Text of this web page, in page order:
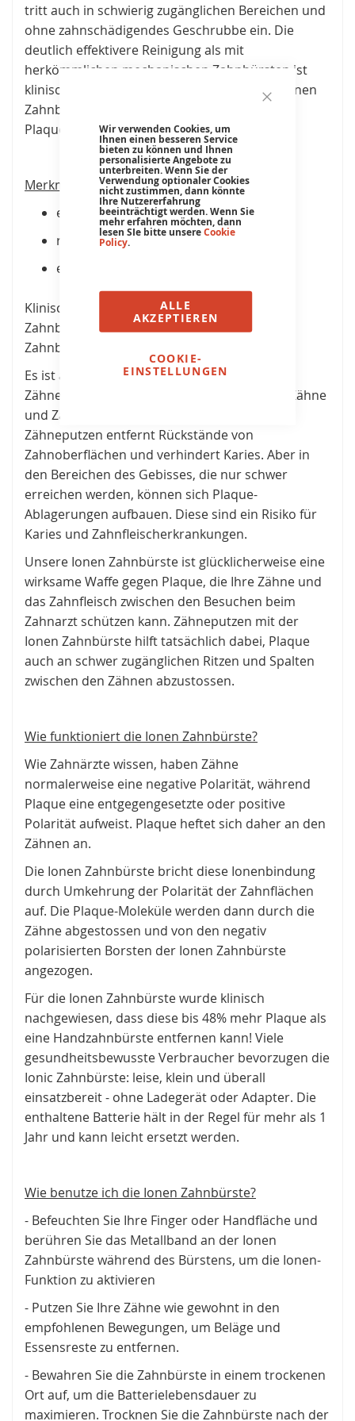
Wir verwenden Cookies, um
Ihnen einen besseren Service
bieten zu können und Ihnen
personalisierte Angebote zu
unterbreiten. Wenn Sie der
Verwendung optionaler Cookies
nicht zustimmen, dann könnte
Ihre Nutzererfahrung
beeinträchtigt werden. Wenn Sie
mehr erfahren möchten, dann
lesen SIe bitte unsereCookie
Policy.
ALLE
AKZEPTIEREN
COOKIE-
EINSTELLUNGEN
tritt auch in schwierig zugänglichen Bereichen und
ohne zahnschädigendes Geschrubbe ein. Die
deutlich effektivere Reinigung als mit
herkömmlichen mechanischen Zahnbürsten ist
klinisch erwiesen. Die tägliche Nutzung der Ionen
Zahnbürste hellt die Zähne auf und reduziert
Plaque- & Zahnsteinbildung.
Merkmale der Ionen Zahnbürste:
entfernt 48% mehr Plaque
reinigt Zähne und Zahnfleisch effektiv
erfrischt den Atem auf natürliche Weise
Klinische Studien belegen, dass diese Ionen
Zahnbürste Plaque besser als gewöhnliche
Zahnbürsten entfernt.
Es ist allgemein bekannt, dass regelmässiges
Zähneputzen die wichtige Basis für gesunde Zähne
und Zahnfleisch bildet. Regelmässiges
Zähneputzen entfernt Rückstände von
Zahnoberflächen und verhindert Karies. Aber in
den Bereichen des Gebisses, die nur schwer
erreichen werden, können sich Plaque-
Ablagerungen aufbauen. Diese sind ein Risiko für
Karies und Zahnfleischerkrankungen.
Unsere Ionen Zahnbürste ist glücklicherweise eine
wirksame Waffe gegen Plaque, die Ihre Zähne und
das Zahnfleisch zwischen den Besuchen beim
Zahnarzt schützen kann. Zähneputzen mit der
Ionen Zahnbürste hilft tatsächlich dabei, Plaque
auch an schwer zugänglichen Ritzen und Spalten
zwischen den Zähnen abzustossen.
Wie funktioniert die Ionen Zahnbürste?
Wie Zahnärzte wissen, haben Zähne
normalerweise eine negative Polarität, während
Plaque eine entgegengesetzte oder positive
Polarität aufweist. Plaque heftet sich daher an den
Zähnen an.
Die Ionen Zahnbürste bricht diese Ionenbindung
durch Umkehrung der Polarität der Zahnflächen
auf. Die Plaque-Moleküle werden dann durch die
Zähne abgestossen und von den negativ
polarisierten Borsten der Ionen Zahnbürste
angezogen.
Für die Ionen Zahnbürste wurde klinisch
nachgewiesen, dass diese bis 48% mehr Plaque als
eine Handzahnbürste entfernen kann! Viele
gesundheitsbewusste Verbraucher bevorzugen die
Ionic Zahnbürste: leise, klein und überall
einsatzbereit - ohne Ladegerät oder Adapter. Die
enthaltene Batterie hält in der Regel für mehr als 1
Jahr und kann leicht ersetzt werden.
Wie benutze ich die Ionen Zahnbürste?
- Befeuchten Sie Ihre Finger oder Handfläche und
berühren Sie das Metallband an der Ionen
Zahnbürste während des Bürstens, um die Ionen-
Funktion zu aktivieren
- Putzen Sie Ihre Zähne wie gewohnt in den
empfohlenen Bewegungen, um Beläge und
Essensreste zu entfernen.
- Bewahren Sie die Zahnbürste in einem trockenen
Ort auf, um die Batterielebensdauer zu
maximieren. Trocknen Sie die Zahnbürste nach der